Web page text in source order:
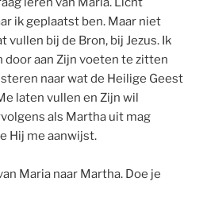
ik geplaatst ben. Maar niet
vullen bij de Bron, bij Jezus. Ik
aan Zijn voeten te zitten
naar wat de Heilige Geest
laten vullen en Zijn wil
als Martha uit mag
Hij me aanwijst.
Maria naar Martha. Doe je